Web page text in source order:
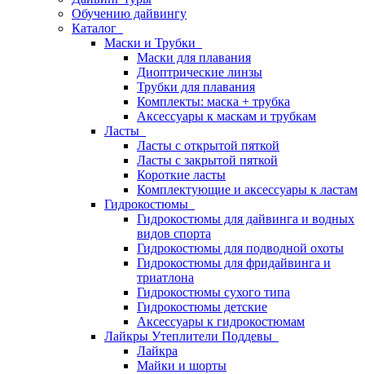
Обучению дайвингу
Каталог
Маски и Трубки
Маски для плавания
Диоптрические линзы
Трубки для плавания
Комплекты: маска + трубка
Аксессуары к маскам и трубкам
Ласты
Ласты с открытой пяткой
Ласты с закрытой пяткой
Короткие ласты
Комплектующие и аксессуары к ластам
Гидрокостюмы
Гидрокостюмы для дайвинга и водных
видов спорта
Гидрокостюмы для подводной охоты
Гидрокостюмы для фридайвинга и
триатлона
Гидрокостюмы сухого типа
Гидрокостюмы детские
Аксессуары к гидрокостюмам
Лайкры Утеплители Поддевы
Лайкра
Майки и шорты